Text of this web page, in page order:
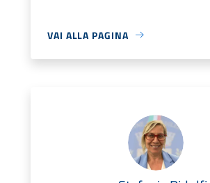
VAI ALLA PAGINA